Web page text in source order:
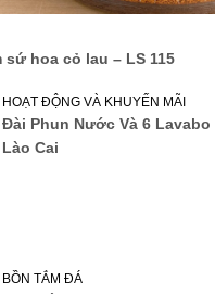
sứ hoa cỏ lau – LS 115
HOẠT ĐỘNG VÀ KHUYẾN MÃI
Đài Phun Nước Và 6 Lavabo
Lào Cai
BỒN TẮM ĐÁ